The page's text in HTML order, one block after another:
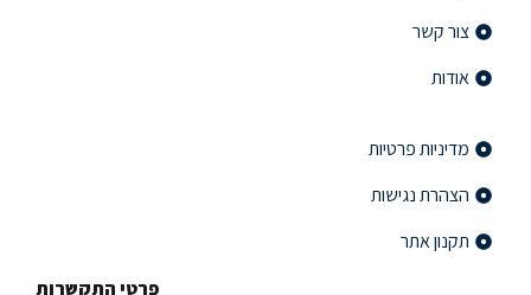
צור קשר
אודות
מדיניות פרטיות
הצהרת נגישות
תקנון אתר
פרטי התקשרות